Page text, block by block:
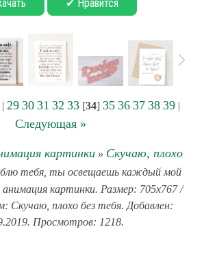
✔ Нравится
29 30 31 32 33[34] 35 36 37 38 39|
Следующая »
картинки» Скучаю, плохо
тебя, ты освещаешь каждый мой
анимация картинки. Размер: 705x767 /
Скучаю, плохо без тебя. Добавлен:
Просмотров: 1218.